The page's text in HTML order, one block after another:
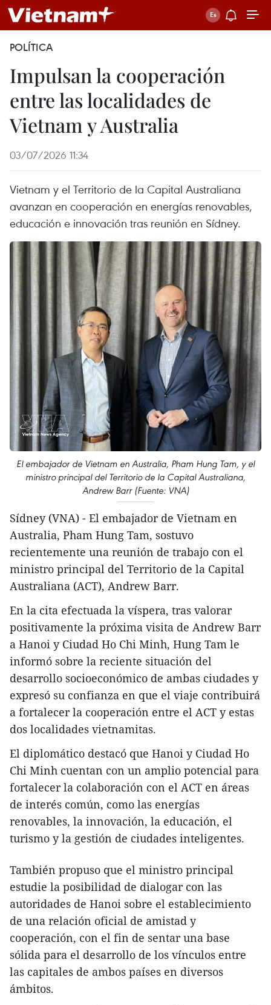
POLÍTICA
Impulsan la cooperación
entre las localidades de
Vietnam y Australia
03/07/2026 11:34
Vietnam y el Territorio de la Capital Australiana
avanzan en cooperación en energías renovables,
educación e innovación tras reunión en Sídney.
El embajador de Vietnam en Australia, Pham Hung Tam, y el
ministro principal del Territorio de la Capital Australiana,
Andrew Barr (Fuente: VNA)
Sídney (VNA) - El embajador de Vietnam en
Australia, Pham Hung Tam, sostuvo
recientemente una reunión de trabajo con el
ministro principal del Territorio de la Capital
Australiana (ACT), Andrew Barr.
En la cita efectuada la víspera, tras valorar
positivamente la próxima visita de Andrew Barr
a Hanoi y Ciudad Ho Chi Minh, Hung Tam le
informó sobre la reciente situación del
desarrollo socioeconómico de ambas ciudades y
expresó su confianza en que el viaje contribuirá
a fortalecer la cooperación entre el ACT y estas
dos localidades vietnamitas.
El diplomático destacó que Hanoi y Ciudad Ho
Chi Minh cuentan con un amplio potencial para
fortalecer la colaboración con el ACT en áreas
de interés común, como las energías
renovables, la innovación, la educación, el
turismo y la gestión de ciudades inteligentes.
También propuso que el ministro principal
estudie la posibilidad de dialogar con las
autoridades de Hanoi sobre el establecimiento
de una relación oficial de amistad y
cooperación, con el fin de sentar una base
sólida para el desarrollo de los vínculos entre
las capitales de ambos países en diversos
ámbitos.